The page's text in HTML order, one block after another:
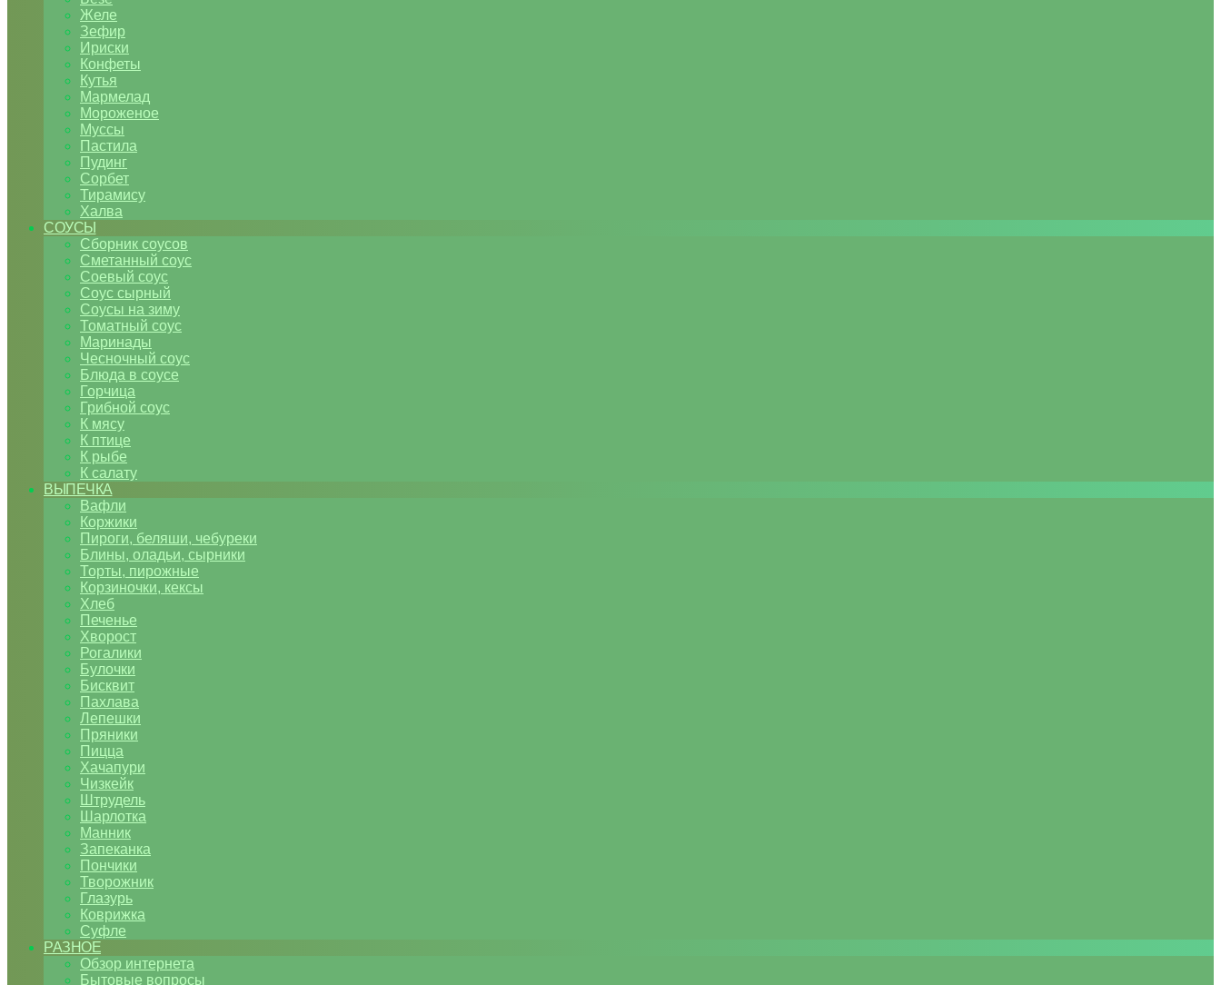
Желе
Зефир
Ириски
Конфеты
Кутья
Мармелад
Мороженое
Муссы
Пастила
Пудинг
Сорбет
Тирамису
Халва
СОУСЫ
Сборник соусов
Сметанный соус
Соевый соус
Соус сырный
Соусы на зиму
Томатный соус
Маринады
Чесночный соус
Блюда в соусе
Горчица
Грибной соус
К мясу
К птице
К рыбе
К салату
ВЫПЕЧКА
Вафли
Коржики
Пироги, беляши, чебуреки
Блины, оладьи, сырники
Торты, пирожные
Корзиночки, кексы
Хлеб
Печенье
Хворост
Рогалики
Булочки
Бисквит
Пахлава
Лепешки
Пряники
Пицца
Хачапури
Чизкейк
Штрудель
Шарлотка
Манник
Запеканка
Пончики
Творожник
Глазурь
Коврижка
Суфле
РАЗНОЕ
Обзор интернета
Бытовые вопросы